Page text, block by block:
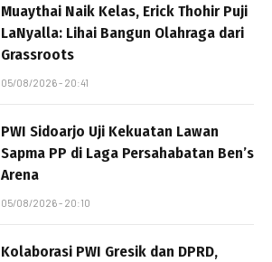
Muaythai Naik Kelas, Erick Thohir Puji
LaNyalla: Lihai Bangun Olahraga dari
Grassroots
05/08/2026 - 20:41
PWI Sidoarjo Uji Kekuatan Lawan
Sapma PP di Laga Persahabatan Ben’s
Arena
05/08/2026 - 20:10
Kolaborasi PWI Gresik dan DPRD,